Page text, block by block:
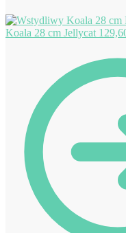
Koala 28 cm Jellycat